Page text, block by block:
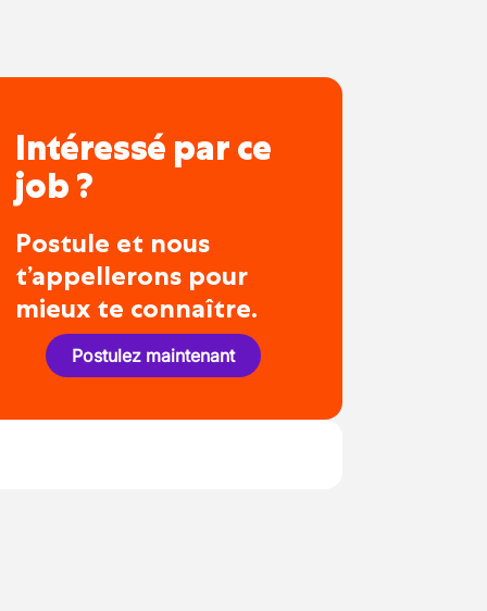
Intéressé par ce
job ?
Postule et nous
t’appellerons pour
mieux te connaître.
Postulez maintenant